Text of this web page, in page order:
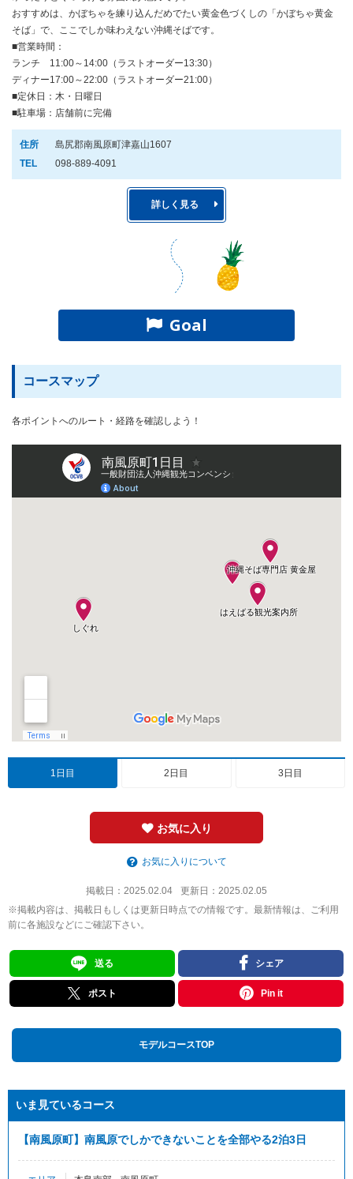
おすすめは、かぼちゃを練り込んだめでたい黄金色づくしの「かぼちゃ黄金
そば」で、ここでしか味わえない沖縄そばです。
■営業時間：
ランチ 11:00～14:00（ラストオーダー13:30）
ディナー17:00～22:00（ラストオーダー21:00）
■定休日：木・日曜日
■駐車場：店舗前に完備
住所
島尻郡南風原町津嘉山1607
TEL
098-889-4091
詳しく見る
Goal
コースマップ
各ポイントへのルート・経路を確認しよう！
1日目 2日目 3日目
お気に入り
お気に入りについて
掲載日： 2025.02.04 更新日： 2025.02.05
※掲載内容は、掲載日もしくは更新日時点での情報です。最新情報は、ご利用
前に各施設などにご確認下さい。
送る シェア
ポスト Pin it
モデルコースTOP
いま見ているコース
【南風原町】南風原でしかできないことを全部やる2泊3日